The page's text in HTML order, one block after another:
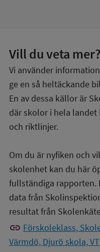
Vill du veta mer?
Vi använder
ge en så heltäckande
En av dessa källor är
där skolor i hela
och riktlinjer.
Om du är nyfiken och
skolenhet kan du här
fullständiga
data från
resultat från
link Förskoleklass,
Värmdö, Djurö skola,